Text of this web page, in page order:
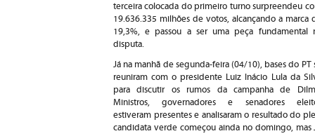
terceira colocada do primeiro turno surpreendeu
19.636.335 milhões de votos, alcançando a marca
19,3%, e passou a ser uma peça fundamental
disputa.
Já na manhã de segunda-feira (04/10), bases do PT
reuniram com o presidente Luiz Inácio Lula da
para discutir os rumos da campanha de
Ministros, governadores e senadores
estiveram presentes e analisaram o resultado do
candidata verde começou ainda no domingo,